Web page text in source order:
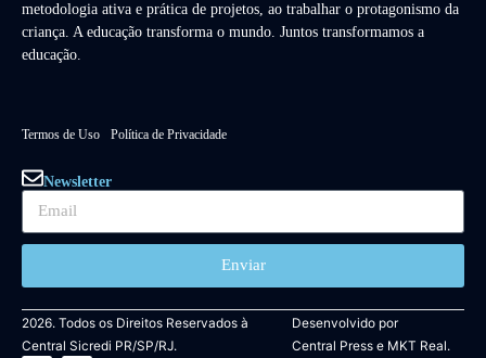
metodologia ativa e prática de projetos, ao trabalhar o protagonismo da
criança. A educação transforma o mundo. Juntos transformamos a
educação.
Termos de Uso Política de Privacidade
Newsletter
Enviar
2026. Todos os Direitos Reservados à
Central Sicredi PR/SP/RJ.
Desenvolvido por
Central Presse MKT Real.